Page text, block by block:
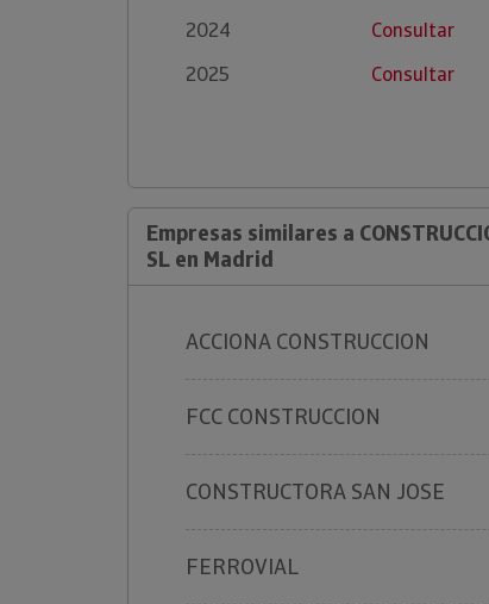
2024
Consultar
2025
Consultar
Empresas similares a
SL en Madrid
ACCIONA CONSTRUCCION
FCC CONSTRUCCION
CONSTRUCTORA SAN JOSE
FERROVIAL